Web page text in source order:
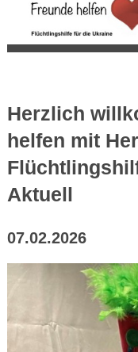
Herzlich
helfen
Aktuell
07.02.2026